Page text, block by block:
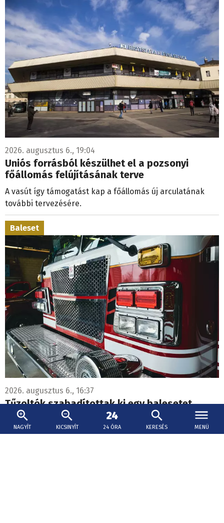
NAGYÍT KICSINYÍT 24 ÓRA KERESÉS MENÜ
2026. augusztus 6., 19:04
Uniós forrásból készülhet el a pozsonyi
főállomás felújításának terve
A vasút így támogatást kap a főállomás új arculatának
további tervezésére.
Baleset
2026. augusztus 6., 16:37
Tűzoltók szabadítottak ki egy balesetet
szenvedett sofőrt Naszvadon